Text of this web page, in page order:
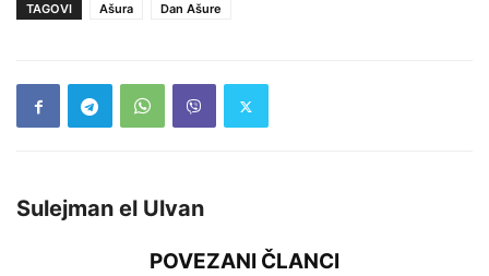
TAGOVI Ašura Dan Ašure
Sulejman el Ulvan
POVEZANI ČLANCI